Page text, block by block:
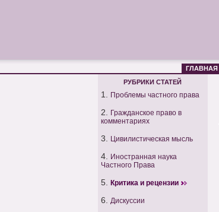
ГЛАВНАЯ
РУБРИКИ СТАТЕЙ
1. Проблемы частного права
2.
Гражданское право в
комментариях
3. Цивилистическая мысль
4.
Иностранная наука
Частного Права
5. Критика и рецензии
6. Дискуссии